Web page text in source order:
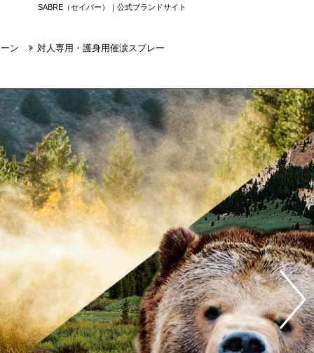
SABRE（セイバー）｜公式ブランドサイト
ン
対人専用・護身用催涙スプレー